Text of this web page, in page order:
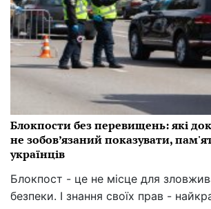
Блокпости без перевищень: які
не зобов’язаний показувати,
українців
Блокпост - це не місце для
безпеки. І знання своїх прав -